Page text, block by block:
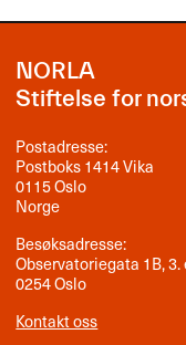
NORLA
Stiftelse for
Postadresse:
Postboks 1414 Vika
0115 Oslo
Norge
Besøksadresse:
Observatoriegata 1B,
0254 Oslo
Kontakt oss